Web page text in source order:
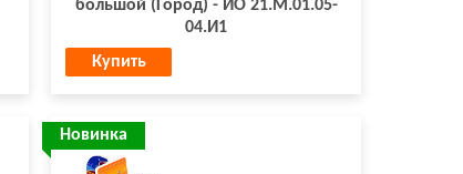
большой (Город) - ИО 21.М.01.05-
04.И1
Купить
Новинка